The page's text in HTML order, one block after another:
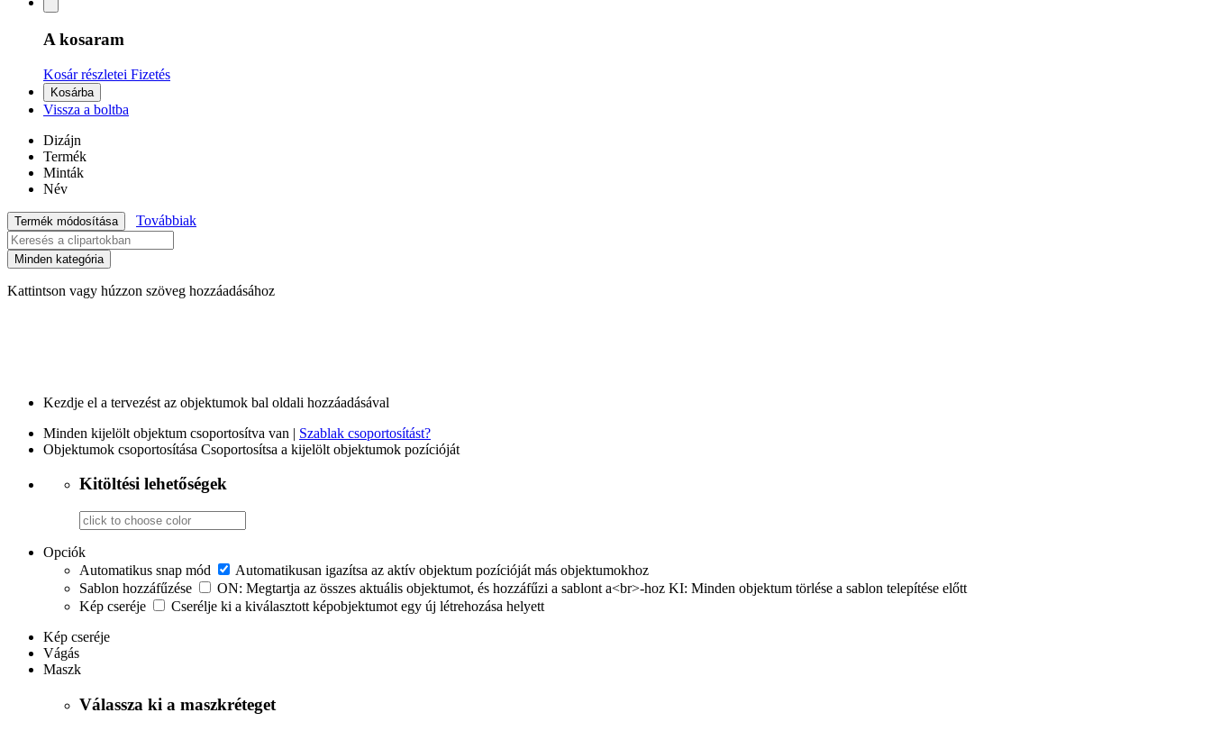
A kosaram
Kosár részletei Fizetés
Kosárba
Vissza a boltba
Dizájn
Termék
Minták
Név
Termék módosítása Továbbiak
Minden kategória
Kattintson vagy húzzon szöveg hozzáadásához
Kezdje el a tervezést az objektumok bal oldali hozzáadásával
Minden kijelölt objektum csoportosítva van | Szablak csoportosítást?
Objektumok csoportosítása Csoportosítsa a kijelölt objektumok pozícióját
Kitöltési lehetőségek
Opciók
Automatikus snap mód
Automatikusan igazítsa az aktív objektum pozícióját más objektumokhoz
Sablon hozzáfűzése
ON: Megtartja az összes aktuális objektumot, és hozzáfűzi a sablont a<br>-hoz KI: Minden objektum törlése a sablon telepítése előtt
Kép cseréje
Cserélje ki a kiválasztott képobjektumot egy új létrehozása helyett
Kép cseréje
Vágás
Maszk
Válassza ki a maszkréteget